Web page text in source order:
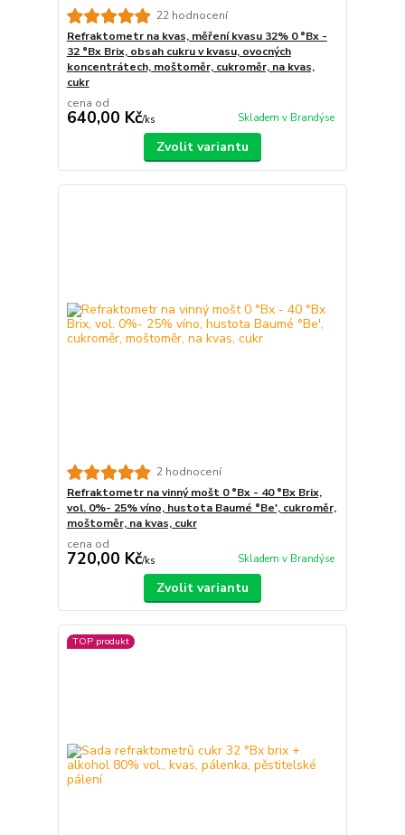
22 hodnocení
Refraktometr na kvas, měření kvasu 32% 0 °Bx -
32 °Bx Brix, obsah cukru v kvasu, ovocných
koncentrátech, moštoměr, cukroměr, na kvas,
cukr
cena od
640,00 Kč/ks Skladem v Brandýse
Zvolit variantu
2 hodnocení
Refraktometr na vinný mošt 0 °Bx - 40 °Bx Brix,
vol. 0%- 25% víno, hustota Baumé °Be', cukroměr,
moštoměr, na kvas, cukr
cena od
720,00 Kč/ks Skladem v Brandýse
Zvolit variantu
TOP produkt